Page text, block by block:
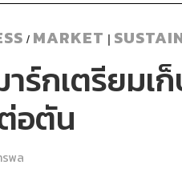
/ MARKET |
าร์กเตรียม
อตัน
พล